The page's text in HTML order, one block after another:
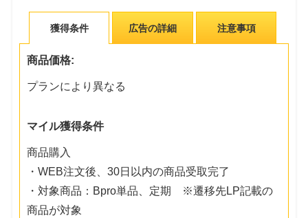
獲得条件 広告の詳細 注意事項
商品価格:
プランにより異なる
マイル獲得条件
商品購入
・WEB注文後、30日以内の商品受取完了
・対象商品：Bpro単品、定期 ※遷移先LP記載の
商品が対象